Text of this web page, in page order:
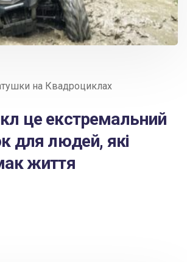
на Квадроциклах
це екстремальний
для людей, які
життя